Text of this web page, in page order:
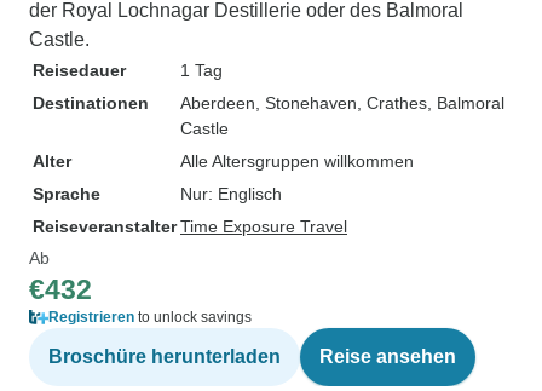
der Royal Lochnagar Destillerie oder des Balmoral
Castle.
Reisedauer
1 Tag
Destinationen
Aberdeen , Stonehaven , Crathes , Balmoral
Castle
Alter
Alle Altersgruppen willkommen
Sprache
Nur: Englisch
ReiseveranstalterTime Exposure Travel
Ab
€432
Registrieren to unlock savings
Broschüre herunterladen Reise ansehen